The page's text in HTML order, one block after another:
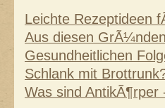
Leichte Rezeptideen
Aus diesen
Gesundheitlichen
Schlank mit
Was sind AntikÃ¶rper